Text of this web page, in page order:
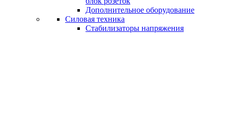
Дополнительное оборудование
Силовая техника
Стабилизаторы напряжения